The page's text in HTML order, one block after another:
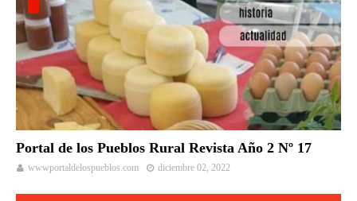
Portal de los Pueblos Rural Revista Año 2 Nº 17
wwwportaldelospueblos.com diciembre 02, 2022